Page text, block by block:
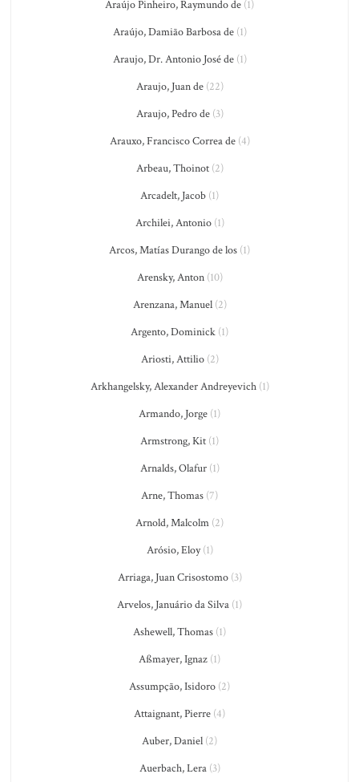
Araújo Pinheiro, Raymundo de (1)
Araújo, Damião Barbosa de(1)
Araujo, Dr. Antonio José de(1)
Araujo, Juan de(22)
Araujo, Pedro de(3)
Arauxo, Francisco Correa de(4)
Arbeau, Thoinot(2)
Arcadelt, Jacob (1)
Archilei, Antonio(1)
Arcos, Matías Durango de los (1)
Arensky, Anton(10)
Arenzana, Manuel(2)
Argento, Dominick (1)
Ariosti, Attilio(2)
Arkhangelsky, Alexander Andreyevich(1)
Armando, Jorge (1)
Armstrong, Kit (1)
Arnalds, Olafur(1)
Arne, Thomas (7)
Arnold, Malcolm (2)
Arósio, Eloy(1)
Arriaga, Juan Crisostomo(3)
Arvelos, Januário da Silva (1)
Ashewell, Thomas (1)
Aßmayer, Ignaz (1)
Assumpção, Isidoro (2)
Attaignant, Pierre (4)
Auber, Daniel (2)
Auerbach, Lera(3)